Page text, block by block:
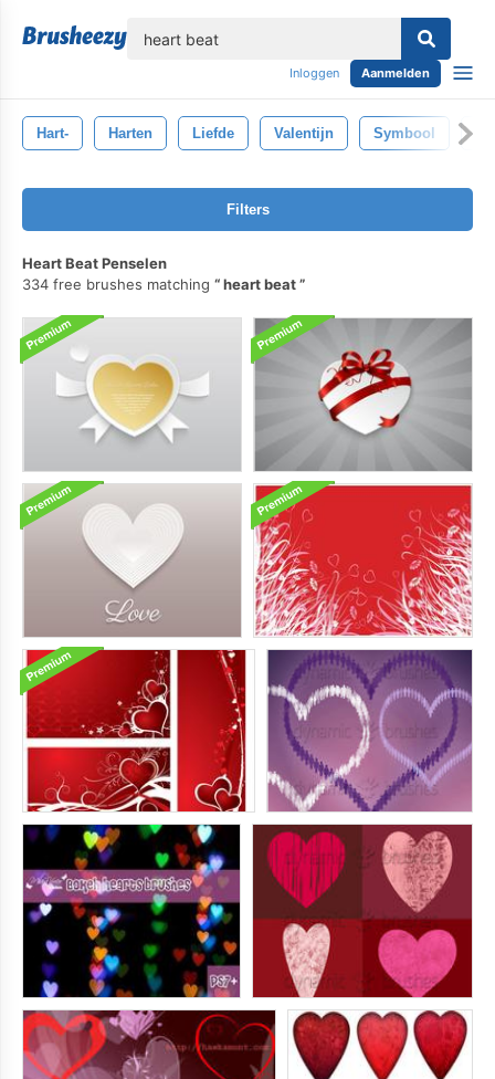
Inloggen Aanmelden
Hart- Harten Liefde Valentijn Symbool
Filters
Heart Beat Penselen
334 free brushes matching
heart beat